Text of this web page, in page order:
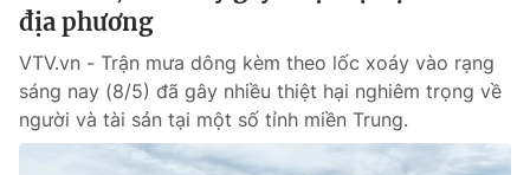
địa phương
VTV.vn - Trận mưa dông kèm theo lốc xoáy vào rạng
sáng nay (8/5) đã gây nhiều thiệt hại nghiêm trọng về
người và tài sản tại một số tỉnh miền Trung.